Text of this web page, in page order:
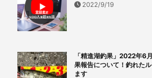
2022/9/19
「精進湖釣果」2022年6
果報告について！釣れた
ます